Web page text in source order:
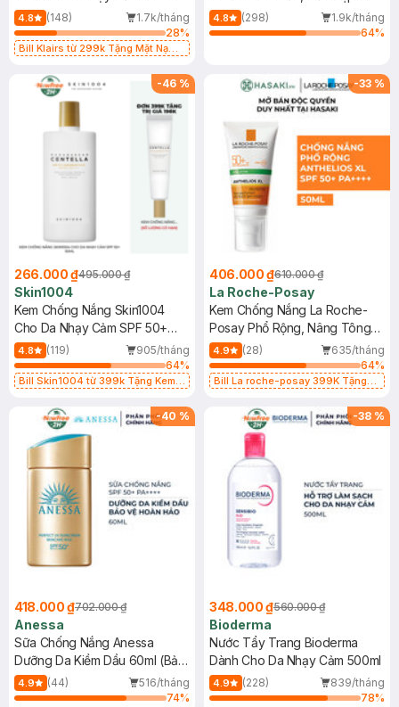
4.8 (148)
1.7k/tháng
28%
Bill Klairs từ 299k Tặng Mặt Nạ
25ml (SL Có Hạn)
400ml
4.8 (298)
1.9k/tháng
64%
-46 %
266.000 ₫495.000 ₫
Skin1004
Kem Chống Nắng Skin1004
Cho Da Nhạy Cảm SPF 50+
50ml
4.8 (119)
905/tháng
64%
Bill Skin1004 từ 399k Tặng Kem
SPF 50+ 20ml (SL Có Hạn)
-33 %
406.000 ₫610.000 ₫
La Roche-Posay
Kem Chống Nắng La Roche-
Posay Phổ Rộng, Nâng Tông
Kiềm Dầu 50ml
4.9 (28)
635/tháng
64%
Bill La roche-posay 399K Tặng
(SL có hạn)
-40 %
418.000 ₫702.000 ₫
Anessa
Sữa Chống Nắng Anessa
Dưỡng Da Kiềm Dầu 60ml (Bản
Mới)
4.9 (44)
516/tháng
74%
-38 %
348.000 ₫560.000 ₫
Bioderma
Nước Tẩy Trang Bioderma
Dành Cho Da Nhạy Cảm 500ml
4.9 (228)
839/tháng
78%